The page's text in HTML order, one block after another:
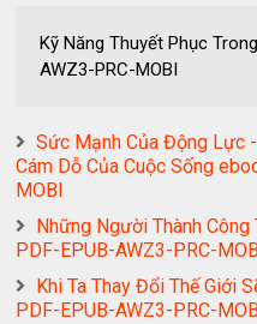
Kỹ Năng Thuyết Phục
AWZ3-PRC-MOBI
Sức Mạnh Của Động Lực
Cám Dỗ Của Cuộc Sống
MOBI
Những Người Thành
PDF-EPUB-AWZ3-PRC-
Khi Ta Thay Đổi Thế Giới
PDF-EPUB-AWZ3-PRC-